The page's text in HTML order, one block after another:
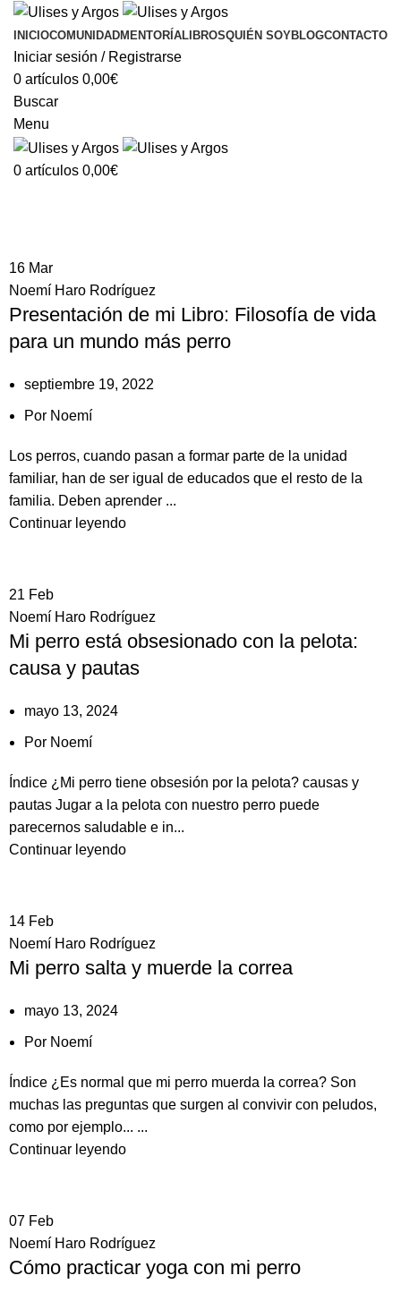
INICIOCOMUNIDADMENTORÍALIBROSQUIÉN SOYBLOGCONTACTO
Iniciar sesión / Registrarse
0 artículos 0,00€
Buscar
Menu
0 artículos 0,00€
16 Mar
Noemí Haro Rodríguez
Presentación de mi Libro: Filosofía de vida
para un mundo más perro
septiembre 19, 2022
Por Noemí
Los perros, cuando pasan a formar parte de la unidad
familiar, han de ser igual de educados que el resto de la
familia. Deben aprender ...
Continuar leyendo
21 Feb
Noemí Haro Rodríguez
Mi perro está obsesionado con la pelota:
causa y pautas
mayo 13, 2024
Por Noemí
Índice ¿Mi perro tiene obsesión por la pelota? causas y
pautas Jugar a la pelota con nuestro perro puede
parecernos saludable e in...
Continuar leyendo
14 Feb
Noemí Haro Rodríguez
Mi perro salta y muerde la correa
mayo 13, 2024
Por Noemí
Índice ¿Es normal que mi perro muerda la correa? Son
muchas las preguntas que surgen al convivir con peludos,
como por ejemplo... ...
Continuar leyendo
07 Feb
Noemí Haro Rodríguez
Cómo practicar yoga con mi perro